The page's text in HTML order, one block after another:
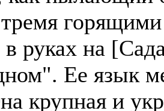
в руках на
Ее язык
крупная и